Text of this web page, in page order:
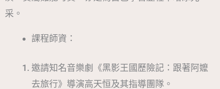
采。
課程師資：
邀請知名音樂劇《黑影王國歷險記：跟著阿嬤
去旅行》導演高天恒及其指導團隊。